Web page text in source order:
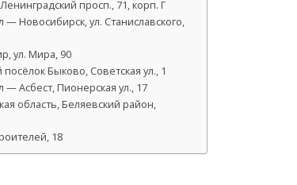
просп., 71, корп. Г
Новосибирск, ул. Станиславского,
ул. Мира, 90
Быково, Советская ул., 1
Асбест, Пионерская ул., 17
область, Беляевский район,
18